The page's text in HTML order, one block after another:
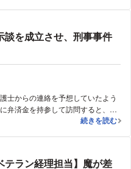
ても刑事告発するよりは，お金が
りあえず様子を見るという方針に
超長期分割での示談が成立し，
談を成立させ、刑事事件
士からの連絡を予想していたよう
弁済金を持参して訪問すると、責
いたが、途中で止めてくれると
、金額については勤務先は正確に
業務上横領の
続きを読む
テラン経理担当】魔が差